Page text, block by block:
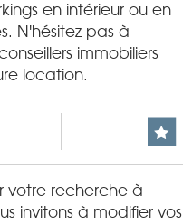
en intérieur ou en
N'hésitez pas à
immobiliers
location.
votre recherche à
invitons à modifier vos